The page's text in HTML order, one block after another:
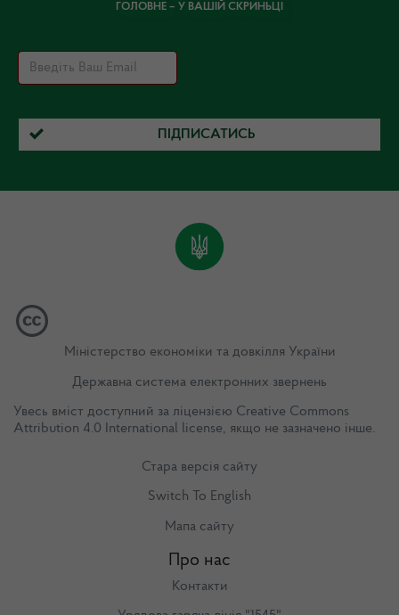
ГОЛОВНЕ – У ВАШІЙ СКРИНЬЦІ
ПІДПИСАТИСЬ
Міністерство економіки та довкілля України
Державна система електронних звернень
Увесь вміст доступний за ліцензією Creative Commons
Attribution 4.0 International license, якщо не зазначено інше.
Стара версія сайту
Switch To English
Мапа сайту
Про нас
Контакти